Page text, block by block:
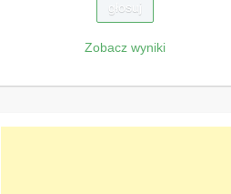
Zobacz wyniki